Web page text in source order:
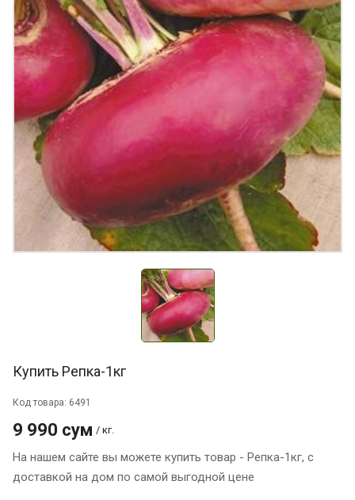
Купить Репка-1кг
Код товара: 6491
9 990 сум / кг.
На нашем сайте вы можете купить товар - Репка-1кг, с
доставкой на дом по самой выгодной цене